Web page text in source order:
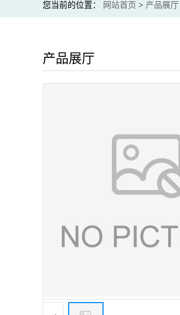
您当前的位置： 网站首页 > 产品展厅
产品展厅